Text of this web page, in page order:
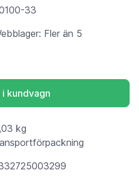
33
Fler än 5
i kundvagn
kg